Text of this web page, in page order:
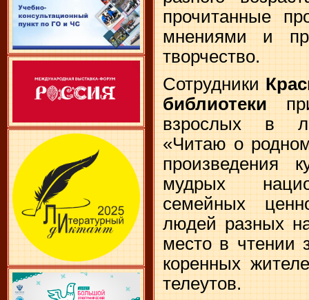
прочитанные
мнениями и
творчество.
Сотрудники
библиотеки
взрослых в
«Читаю о
произведения
мудрых
семейных
людей разных
место в чтении
коренных
телеутов.